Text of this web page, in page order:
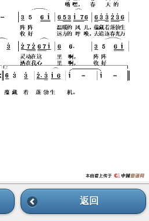
返回